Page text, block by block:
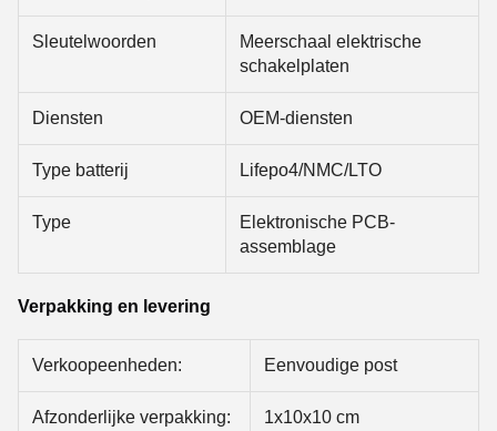
Sleutelwoorden
Meerschaal elektrische
schakelplaten
Diensten OEM-diensten
Type batterij Lifepo4/NMC/LTO
Type
Elektronische PCB-
assemblage
Verpakking en levering
Verkoopeenheden: Eenvoudige post
Afzonderlijke verpakking: 1x10x10 cm